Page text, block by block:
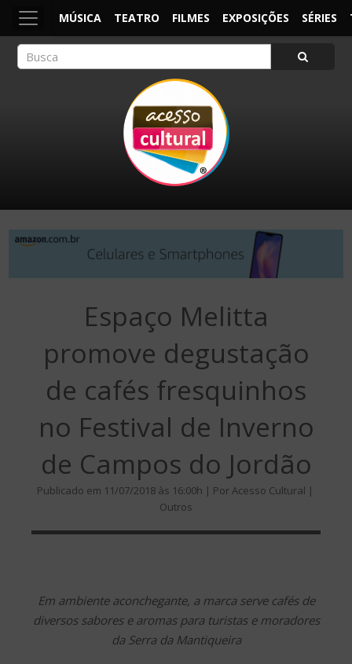
MÚSICA TEATRO FILMES EXPOSIÇÕES SÉRIES
Espaço Melitta
promove degustação
de cafés fresquinhos
no Festival de Inverno
de Campos do Jordão
Publicado em 11/07/2018 às 16:00h | Por Acesso Cultural |
Outros
Em ambiente aconchegante, a marca serve cafés de
diversos sabores e aromas para turistas e moradores
da Serra da Mantiqueira